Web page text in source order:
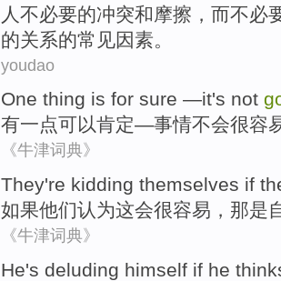
人 不必要的冲突和摩擦 ，而不必
的关系的常见因素 。
youdao
One thing is for sure —it's not
有一点可以肯定—事情不会很容
《牛津词典》
They're kidding themselves if
如果他们认为这会很容易 ，那是
《牛津词典》
He's deluding himself if he